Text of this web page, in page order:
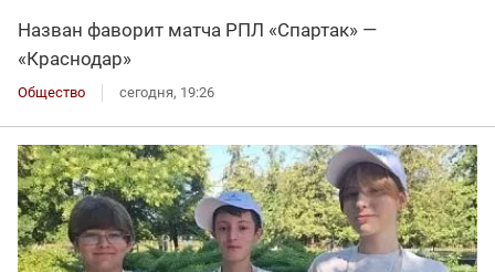
Назван фаворит матча РПЛ «Спартак» —
«Краснодар»
Общество сегодня, 19:26